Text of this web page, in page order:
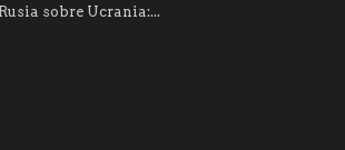
Rusia sobre Ucrania:...